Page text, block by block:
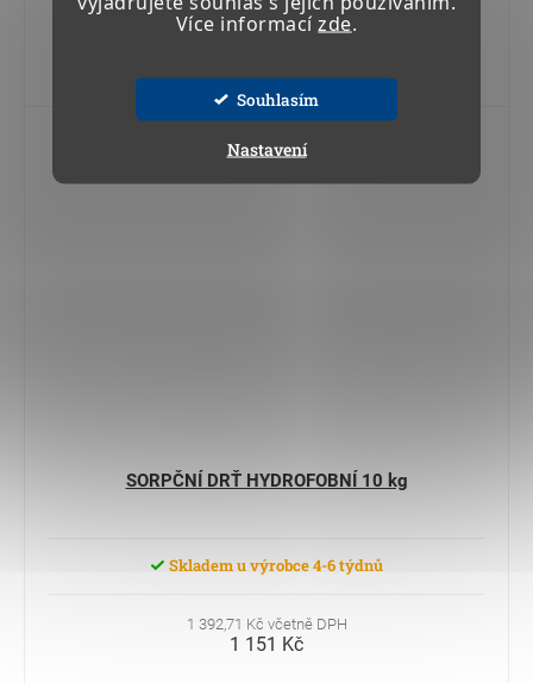
Více informacízde.
Souhlasím
Nastavení
SORPČNÍ DRŤ HYDROFOBNÍ 10 kg
Skladem u výrobce 4-6 týdnů
1 392,71 Kč včetně DPH
1 151 Kč